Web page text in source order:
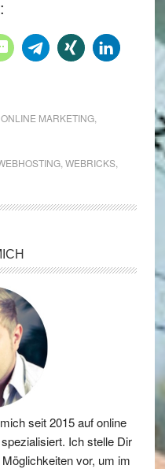
ONLINE MARKETING,
, WEBRICKS,
seit 2015 auf online
Ich stelle Dir
vor, um im